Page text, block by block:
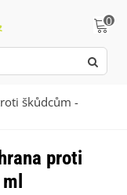
0
škůdcům -
proti